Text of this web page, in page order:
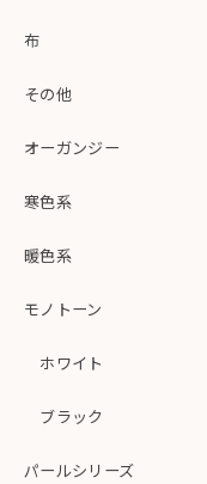
布
その他
オーガンジー
寒色系
暖色系
モノトーン
ホワイト
ブラック
パールシリーズ